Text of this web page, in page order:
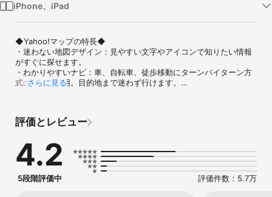
iPhone、iPad
◆Yahoo!マップの特長◆
・迷わない地図デザイン：見やすい文字やアイコンで知りたい情報
がすぐに探せます。
・わかりやすいナビ：車、自転車、徒歩移動にターンバイターン方
式のナビを採用。目的地まで迷わず行けます。
・文字やアイコンはくっきり大きく、道路や建物の表現はシンプル
に。欲しい情報がパッと目に入ります。
・看板の目立つ施設や地下鉄の出口番号など、実際に歩く時に必要
な情報が充実。
・主要駅や地下街まで詳しくわかる屋内マップ。階ごとの地図で安
さらに見る
評価とレビュー
4.2
5段階評価中 評価件数：5.7万